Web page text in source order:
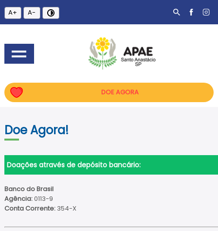
A+ A-
DOE AGORA
Doe Agora!
Doações através de depósito bancário:
Banco do Brasil
Agência:0113-9
Conta Corrente:354-X